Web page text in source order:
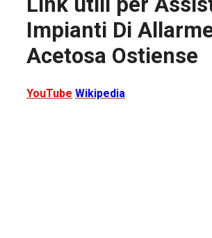
Impianti Di
Acetosa Ostiense
YouTube Wikipedia